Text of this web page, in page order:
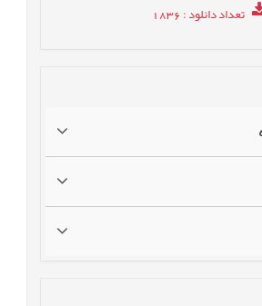
تعداد دانلود: 1836